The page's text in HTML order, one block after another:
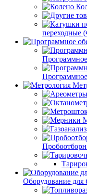
переходные
Оборудование для